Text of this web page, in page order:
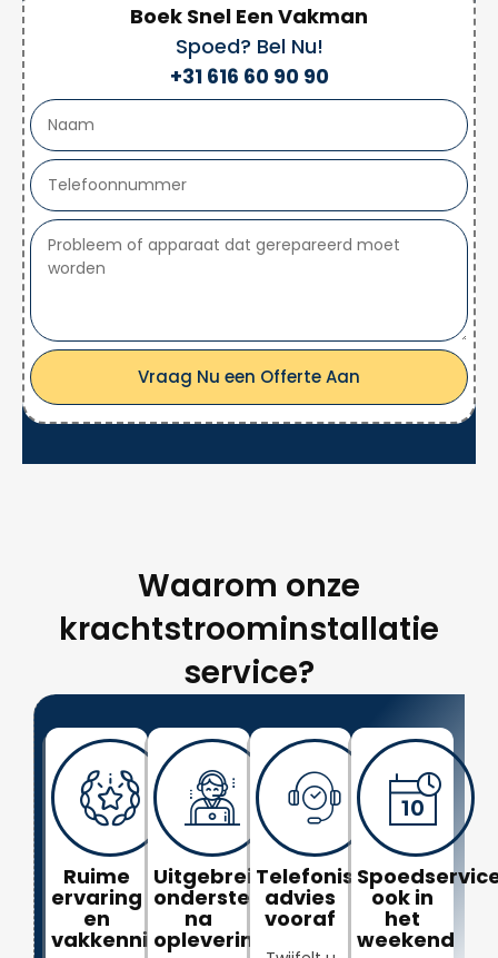
Boek Snel Een Vakman
Spoed? Bel Nu!
+31 616 60 90 90
Vraag Nu een Offerte Aan
Waarom onze
krachtstroominstallatie
service?
Ruime
ervaring
en
vakkennis
Uitgebreide
ondersteuning
na
oplevering
Telefonisch
advies
vooraf
ook in
het
weekend